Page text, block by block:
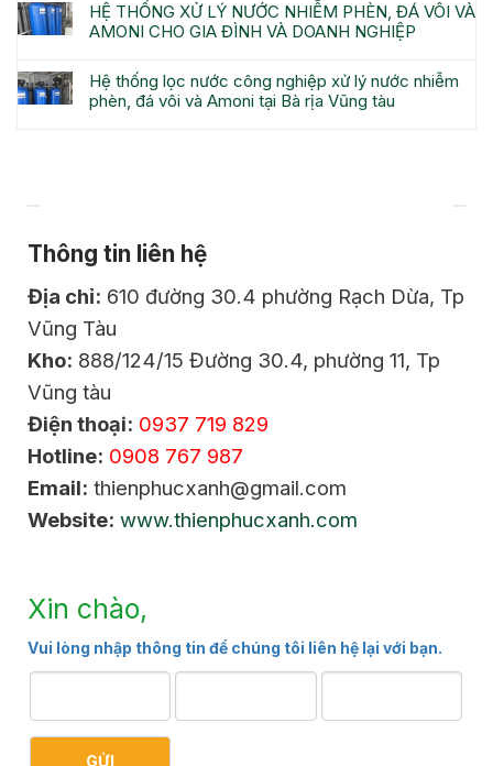
Thông tin liên hệ
Địa chỉ: 610 đường 30.4 phường Rạch Dừa, Tp
Vũng Tàu
Kho: 888/124/15 Đường 30.4, phường 11, Tp
Vũng tàu
Điện thoại: 0937 719 829
Hotline: 0908 767 987
Email: thienphucxanh@gmail.com
Website: www.thienphucxanh.com
Xin chào,
Vui lòng nhập thông tin để chúng tôi liên hệ lại với bạn.
HỆ THỐNG XỬ LÝ NƯỚC NHIỄM PHÈN, ĐÁ VÔI VÀ
AMONI CHO GIA ĐÌNH VÀ DOANH NGHIỆP
Hệ thống lọc nước công nghiệp xử lý nước nhiễm
phèn, đá vôi và Amoni tại Bà rịa Vũng tàu